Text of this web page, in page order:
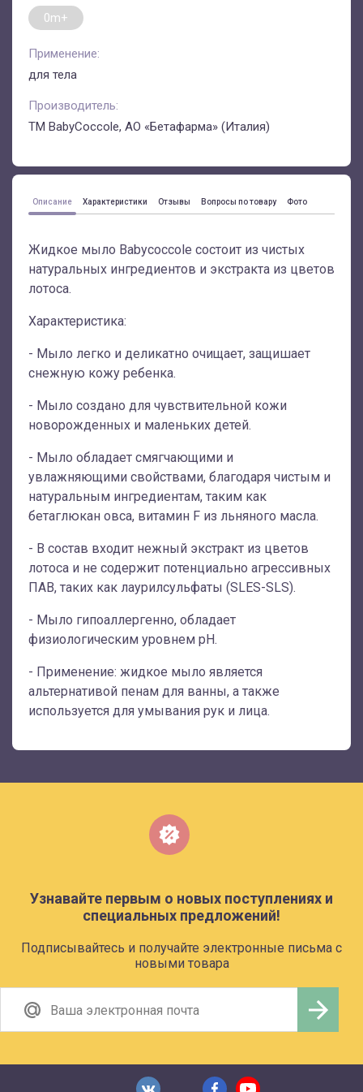
0m+
Применение:
для тела
Производитель:
ТМ BabyCoccole, АО «Бетафарма» (Италия)
Описание Характеристики Отзывы Вопросы по товару Фото
Жидкое мыло Babycoccole состоит из чистых
натуральных ингредиентов и экстракта из цветов
лотоса.
Характеристика:
- Мыло легко и деликатно очищает, защишает
снежную кожу ребенка.
- Мыло создано для чувствительной кожи
новорожденных и маленьких детей.
- Мыло обладает смягчающими и
увлажняющими свойствами, благодаря чистым и
натуральным ингредиентам, таким как
бетаглюкан овса, витамин F из льняного масла.
- В состав входит нежный экстракт из цветов
лотоса и не содержит потенциально агрессивных
ПАВ, таких как лаурилсульфаты (SLES-SLS).
- Мыло гипоаллергенно, обладает
физиологическим уровнем pH.
- Применение: жидкое мыло является
альтернативой пенам для ванны, а также
используется для умывания рук и лица.
Узнавайте первым о новых поступлениях и
специальных предложений!
Подписывайтесь и получайте электронные письма с
новыми товара